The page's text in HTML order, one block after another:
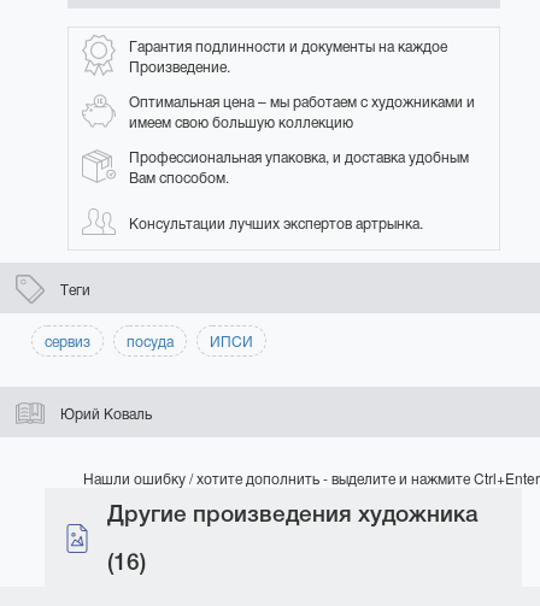
Гарантия подлинности и документы на каждое
Произведение.
Оптимальная цена – мы работаем с художниками и
имеем свою большую коллекцию
Профессиональная упаковка, и доставка удобным
Вам способом.
Консультации лучших экспертов артрынка.
Теги
сервиз посуда ИПСИ
Юрий Коваль
Нашли ошибку / хотите дополнить - выделите и нажмите Ctrl+Enter
Другие произведения художника
(16)